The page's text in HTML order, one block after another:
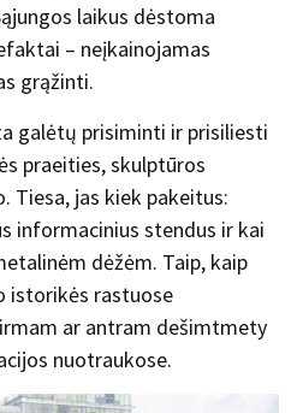
laikus dėstoma
– neįkainojamas
grąžinti.
galėtų prisiminti ir prisiliesti
praeities, skulptūros
Tiesa, jas kiek pakeitus:
informacinius stendus ir kai
dėžėm. Taip, kaip
istorikės rastuose
ar antram dešimtmety
nuotraukose.